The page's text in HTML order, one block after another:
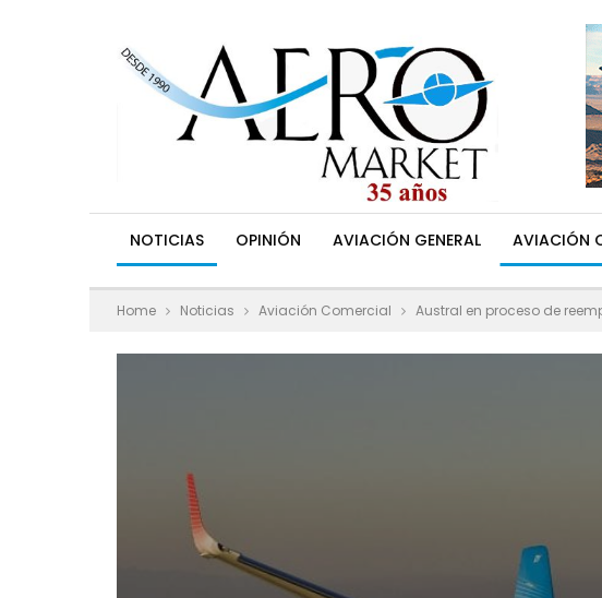
NOTICIAS OPINIÓN AVIACIÓN GENERAL AVIACIÓN
Home Noticias Aviación Comercial Austral en proceso de